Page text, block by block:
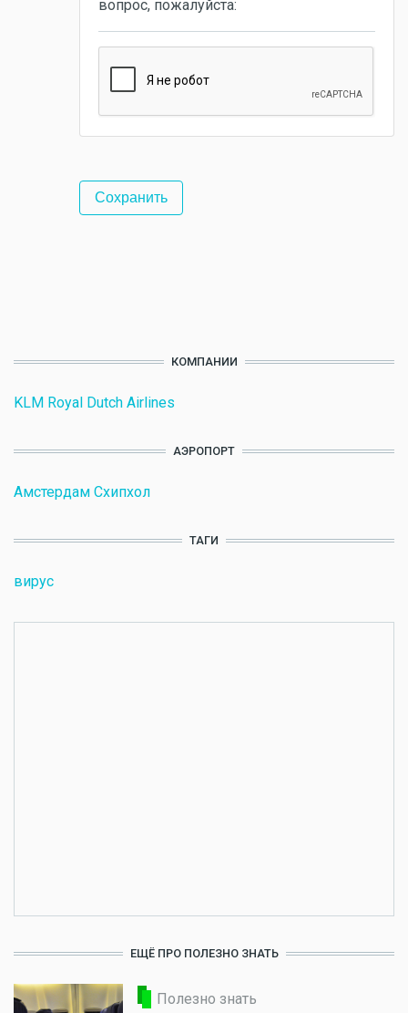
вопрос, пожалуйста:
КОМПАНИИ
KLM Royal Dutch Airlines
АЭРОПОРТ
Амстердам Схипхол
ТАГИ
вирус
ЕЩЁ ПРО ПОЛЕЗНО ЗНАТЬ
Полезно знать